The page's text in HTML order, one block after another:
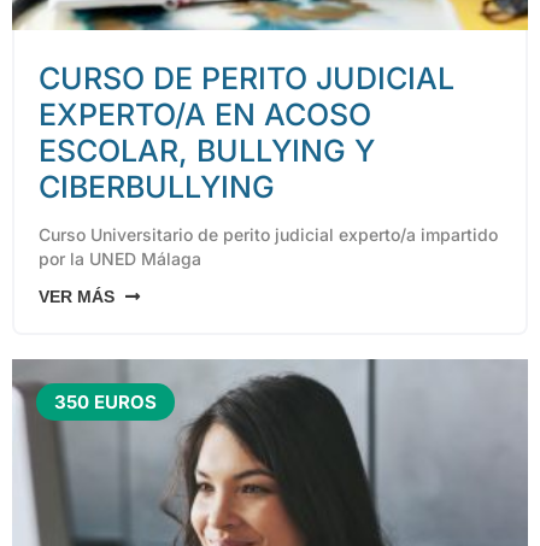
CURSO DE PERITO JUDICIAL
EXPERTO/A EN ACOSO
ESCOLAR, BULLYING Y
CIBERBULLYING
Curso Universitario de perito judicial experto/a impartido
por la UNED Málaga
VER MÁS
350 EUROS